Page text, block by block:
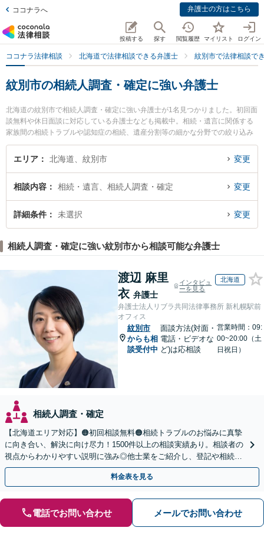
ココナラへ 弁護士の方はこちら
投稿する 探す 閲覧履歴 マイリスト ログイン
ココナラ法律相談 北海道で法律相談できる弁護士 紋別市で法律相談で
紋別市の相続人調査・確定に強い弁護士
北海道の紋別市で相続人調査・確定に強い弁護士が1名見つかりました。初回面
談無料や休日面談に対応している弁護士なども掲載中。相続・遺言に関係する
家族間の相続トラブルや認知症の相続、遺産分割等の細かな分野での絞り込み
検索もでき便利です。特に流氷の町ひまわり基金法律事務所の斎藤 正義弁護士
のプロフィール情報や弁護士費用、強みなどが注目されています。『紋別市で
たい』『初回相談無料で相続人調査・確定を法律相談できる紋別市内の弁護士
に相談予約したい』などでお困りの相談者さんにおすすめです。
エリア 北海道、紋別市 変更
相談内容 相続・遺言、相続人調査・確定 変更
詳細条件 未選択 変更
相続人調査・確定に強い紋別市から相談可能な弁護士
渡辺 麻里
衣 弁護士
インタビュ
ーを見る
北海道
弁護士法人リブラ共同法律事務所 新札幌駅前
オフィス
紋別市
からも相
談受付中
面談方法(対面・
電話・ビデオな
ど)は応相談
営業時間：09:
00~20:00（土
日祝日）
相続人調査・確定
【北海道エリア対応】🟠初回相談無料🟠相続トラブルのお悩みに真摯
に向き合い、解決に向け尽力！1500件以上の相談実績あり。相談者の
視点からわかりやすい説明に強み◎他士業をご紹介し、登記や相続税
の申告までワンストップで対応【夜間相談可】
料金表を見る
電話でお問い合わせ メールでお問い合わせ